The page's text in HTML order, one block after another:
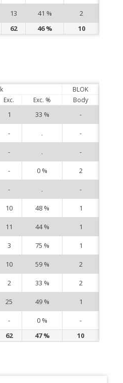
13 41 %
2
62 46 % 10
BLOK
Exc. Exc. % Body
1 33 % -
- . -
- . -
- 0 % 2
- . -
10 48 % 1
11 44 % 1
3 75 % 1
10 59 % 2
2 33 % 2
25 49 % 1
- 0 %
-
62 47 % 10